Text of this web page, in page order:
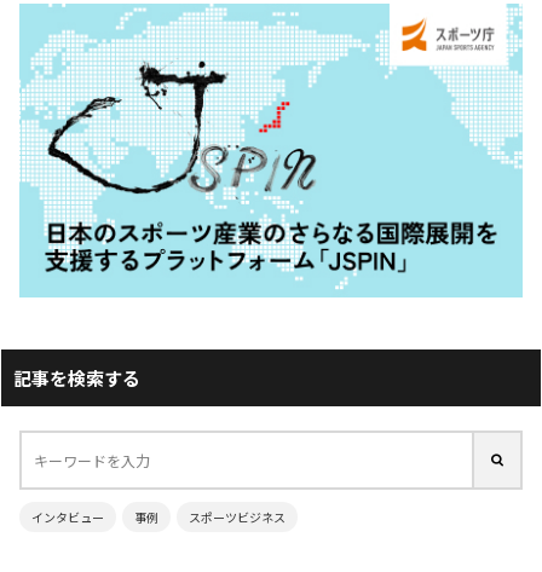
記事を検索する
インタビュー 事例 スポーツビジネス